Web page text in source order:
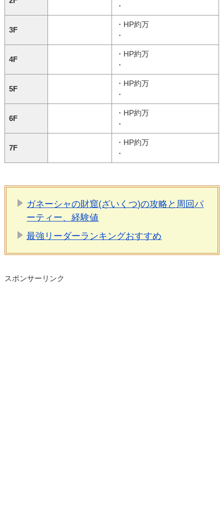
・
3F
・HP約万
・
4F
・HP約万
・
5F
・HP約万
・
6F
・HP約万
・
7F
・HP約万
・
ガネーシャの財窟(ざいくつ)の攻略と周回パ
ーティー、経験値
最強リーダーランキングおすすめ
スポンサーリンク